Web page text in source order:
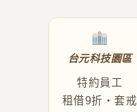
台元科技園區
特約員工
租借9折・套戒